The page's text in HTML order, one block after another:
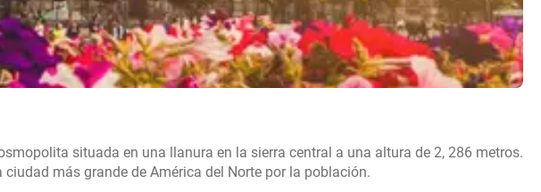
situada en una llanura en la sierra central a una altura de 2, 286 metros.
más grande de América del Norte por la población.